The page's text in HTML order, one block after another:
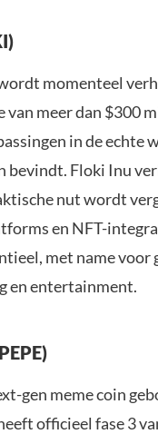
momenteel
meer dan $300
in de echte
bevindt. Floki Inu
nut wordt
en NFT-
met name voor
en entertainment.
gen meme coin
officieel fase 3